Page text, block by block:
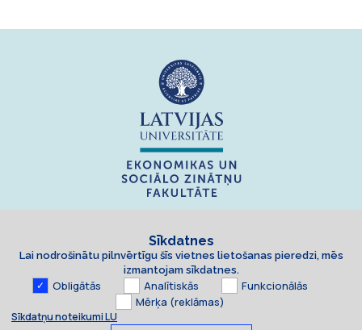
Sīkdatnes
Lai nodrošinātu pilnvērtīgu šīs vietnes lietošanas pieredzi, mēs
izmantojam sīkdatnes.
Obligātās Analītiskās
Funkcionālās
Mērķa (reklāmas)
Sīkdatņu noteikumi LU